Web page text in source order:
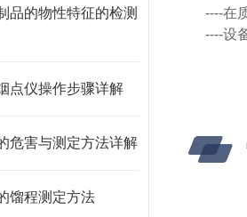
品的物性特征的检测
点仪操作步骤详解
危害与测定方法详解
馏程测定方法
----在
----设